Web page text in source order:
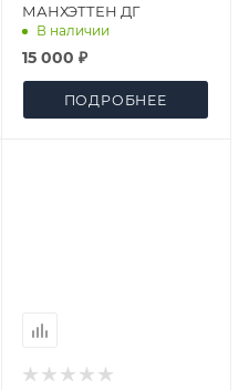
МАНХЭТТЕН ДГ
В наличии
15 000 ₽
ПОДРОБНЕЕ